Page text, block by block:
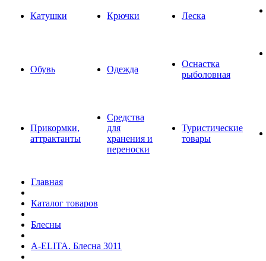
Катушки Крючки Леска
Обувь Одежда
Оснастка
рыболовная
Прикормки,
аттрактанты
Средства
для
хранения и
переноски
Туристические
товары
Главная
Каталог товаров
Блесны
A-ELITA. Блесна 3011